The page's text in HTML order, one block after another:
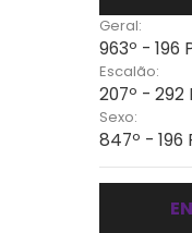
Geral:
963º - 196
Escalão:
207º - 292
Sexo:
847º - 196